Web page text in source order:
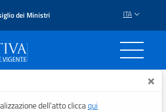
dei Ministri ITA
- Il portale ×
dell’atto cliccaqui